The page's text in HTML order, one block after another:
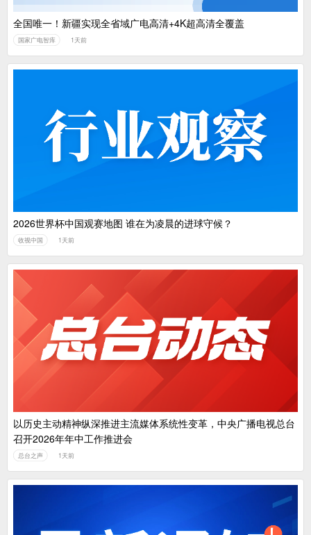
全国唯一！新疆实现全省域广电高清+4K超高清全覆盖
国家广电智库 1天前
2026世界杯中国观赛地图 谁在为凌晨的进球守候？
收视中国 1天前
以历史主动精神纵深推进主流媒体系统性变革，中央广播电视总台
召开2026年年中工作推进会
总台之声 1天前